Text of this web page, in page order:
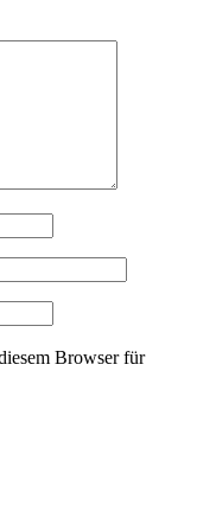
Browser für